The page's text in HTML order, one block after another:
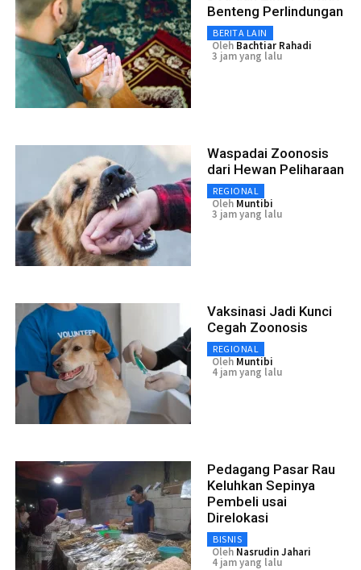
Benteng Perlindungan
BERITA LAIN
Oleh Bachtiar Rahadi
3 jam yang lalu
Waspadai Zoonosis
dari Hewan Peliharaan
REGIONAL
Oleh Muntibi
3 jam yang lalu
Vaksinasi Jadi Kunci
Cegah Zoonosis
REGIONAL
Oleh Muntibi
4 jam yang lalu
Pedagang Pasar Rau
Keluhkan Sepinya
Pembeli usai
Direlokasi
BISNIS
Oleh Nasrudin Jahari
4 jam yang lalu